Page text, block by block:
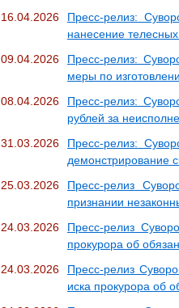
16.04.2026
Пресс-релиз:
нанесение
09.04.2026
Пресс-релиз:
меры по
08.04.2026
Пресс-релиз:
рублей за
31.03.2026
Пресс-релиз:
демонстрирование
25.03.2026
Пресс-релиз
признании
24.03.2026
Пресс-релиз
прокурора об
24.03.2026
Пресс-релиз
иска прокурора об